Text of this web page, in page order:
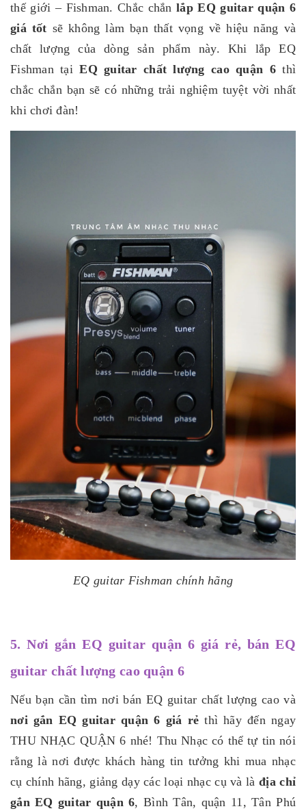
thế giới – Fishman. Chắc chắn lắp EQ guitar quận 6
giá tốt sẽ không làm bạn thất vọng về hiệu năng và
chất lượng của dòng sản phẩm này. Khi lắp EQ
Fishman tạiEQ guitar chất lượng cao quận 6thì
chắc chắn bạn sẽ có những trải nghiệm tuyệt vời nhất
khi chơi đàn!
EQ guitar Fishman chính hãng
5. Nơi gắn EQ guitar quận 6 giá rẻ, bán EQ
guitar chất lượng cao quận 6
Nếu bạn cần tìm nơi bán EQ guitar chất lượng cao và
nơi gắn EQ guitar quận 6 giá rẻ thì hãy đến ngay
THU NHẠC QUẬN 6 nhé! Thu Nhạc có thể tự tin nói
rằng là nơi được khách hàng tin tưởng khi mua nhạc
cụ chính hãng, giảng dạy các loại nhạc cụ và làđịa chỉ
gắn EQ guitar quận 6, Bình Tân, quận 11, Tân Phú